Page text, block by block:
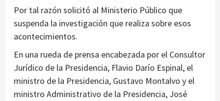
Por tal razón solicitó al Ministerio Público que
suspenda la investigación que realiza sobre esos
acontecimientos.
En una rueda de prensa encabezada por el Consultor
Jurídico de la Presidencia, Flavio Darío Espinal, el
ministro de la Presidencia, Gustavo Montalvo y el
ministro Administrativo de la Presidencia, José